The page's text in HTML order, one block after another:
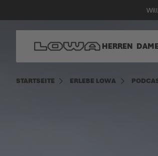
HERREN
STARTSEITE ERLEBE LOWA